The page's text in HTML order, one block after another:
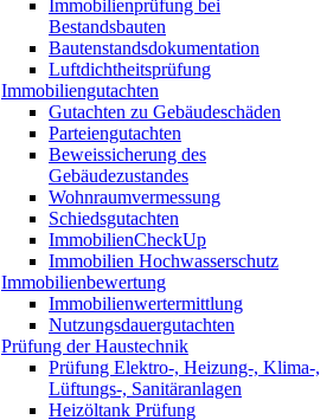
Immobilienprüfung bei
Bestandsbauten
Bautenstandsdokumentation
Luftdichtheitsprüfung
Immobiliengutachten
Gutachten zu Gebäudeschäden
Parteiengutachten
Beweissicherung des
Gebäudezustandes
Wohnraumvermessung
Schiedsgutachten
ImmobilienCheckUp
Immobilien Hochwasserschutz
Immobilienbewertung
Immobilienwertermittlung
Nutzungsdauergutachten
Prüfung der Haustechnik
Prüfung Elektro-, Heizung-, Klima-,
Lüftungs-, Sanitäranlagen
Heizöltank Prüfung